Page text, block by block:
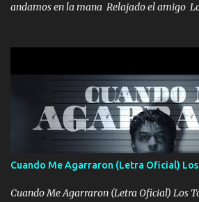
andamos en la mana Relajado el amigo
coronamos Se jala los marciales Y sus
Un gallardo me prendo Para agarrar el
tranquilizando Tomense un buen trago Y
los versos que voy cantando (Music) A
se atora Pero nunca le aflojamos Ya me
aunque ustedes no sepan Pero la vida es
echarle chingazos Y seguir trabajando
Cuando Me Agarraron (Letra Oficial)
Cuando Me Agarraron (Letra Oficial) Los